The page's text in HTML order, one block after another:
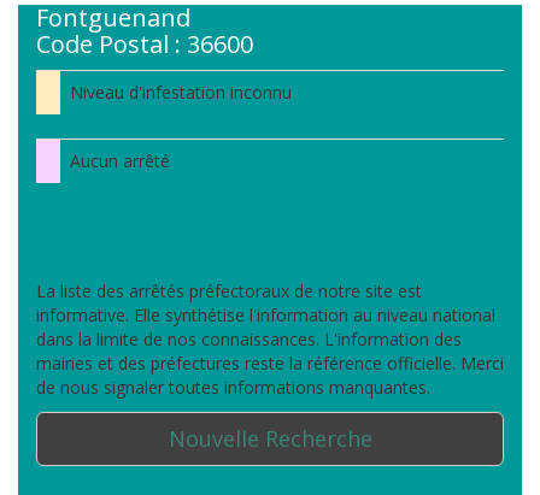
Fontguenand
Code Postal : 36600
Niveau d'infestation inconnu
Aucun arrêté
La liste des arrêtés préfectoraux de notre site est
informative. Elle synthétise l'information au niveau national
dans la limite de nos connaissances. L'information des
mairies et des préfectures reste la référence officielle. Merci
de nous signaler toutes informations manquantes.
Nouvelle Recherche